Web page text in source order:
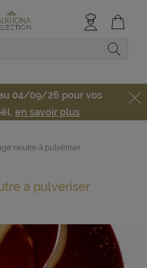
04/09/26 pour vos
en savoir plus
neutre à pulvériser
à pulvériser